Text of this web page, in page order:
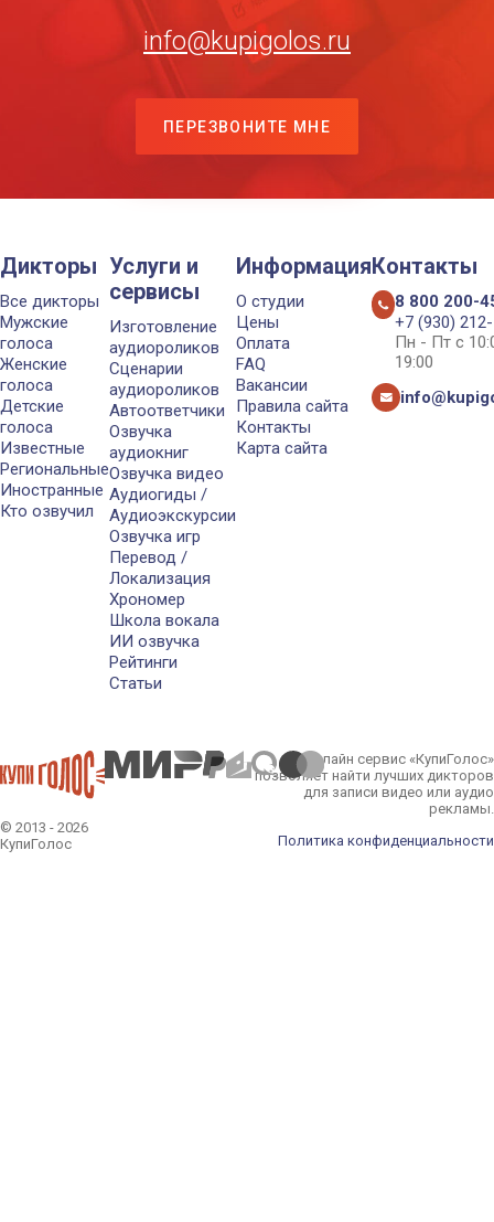
info@kupigolos.ru
ПЕРЕЗВОНИТЕ МНЕ
Дикторы
Все дикторы
Мужские
голоса
Женские
голоса
Детские
голоса
Известные
Региональные
Иностранные
Кто озвучил
Услуги и
сервисы
Изготовление
аудиороликов
Сценарии
аудиороликов
Автоответчики
Озвучка
аудиокниг
Озвучка видео
Аудиогиды /
Аудиоэкскурсии
Озвучка игр
Перевод /
Локализация
Хрономер
Школа вокала
ИИ озвучка
Рейтинги
Статьи
Информация
О студии
Цены
Оплата
FAQ
Вакансии
Правила сайта
Контакты
Карта сайта
Контакты
8 800 200-
+7 (930)
Пн - Пт с
19:00
© 2013 - 2026
КупиГолос
Онлайн сервис «КупиГолос»
позволяет найти лучших дикторов
для записи видео или аудио
рекламы.
Политика конфиденциальности